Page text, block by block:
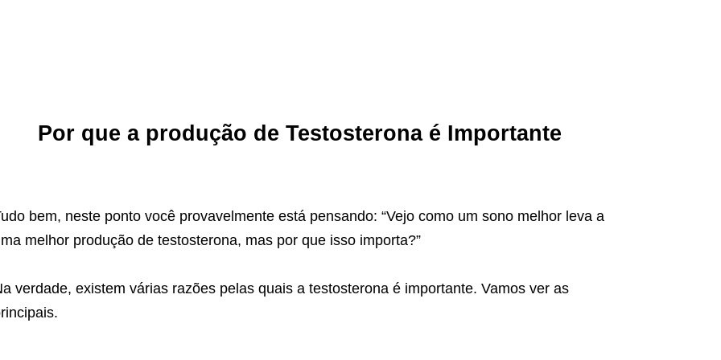
Por que a produção de Testosterona é Importante
bem, neste ponto você provavelmente está pensando: “Vejo como um sono melhor leva a
melhor produção de testosterona, mas por que isso importa?”
verdade, existem várias razões pelas quais a testosterona é importante. Vamos ver as